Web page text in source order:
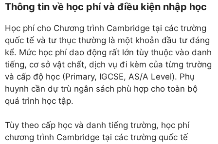
Thông tin về học phí và điều kiện nhập học
Học phí cho Chương trình Cambridge tại các trường
quốc tế và tư thục thường là một khoản đầu tư đáng
kể. Mức học phí dao động rất lớn tùy thuộc vào danh
tiếng, cơ sở vật chất, dịch vụ đi kèm của từng trường
và cấp độ học (Primary, IGCSE, AS/A Level). Phụ
huynh cần dự trù ngân sách phù hợp cho toàn bộ
quá trình học tập.
Tùy theo cấp học và danh tiếng trường, học phí
chương trình Cambridge tại các trường quốc tế